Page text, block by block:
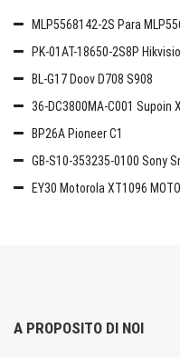
MLP5568142-2S Para
PK-01AT-18650-2S8P
BL-G17 Doov D708 S908
36-DC3800MA-C001 Supoin
BP26A Pioneer C1
GB-S10-353235-0100 Sony
EY30 Motorola XT1096
A PROPOSITO DI NOI